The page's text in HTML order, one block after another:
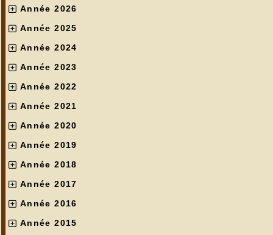
Année 2026
Année 2025
Année 2024
Année 2023
Année 2022
Année 2021
Année 2020
Année 2019
Année 2018
Année 2017
Année 2016
Année 2015